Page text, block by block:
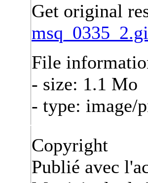
Get original
File
- size: 1.1 Mo
- type: image/
Copyright
Publié avec